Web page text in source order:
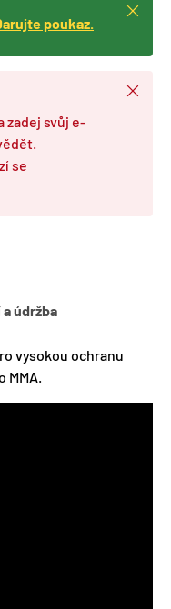
poukaz.
Zavřít
zadej svůj e-
se
Zavřít
údržba
vysokou ochranu
MMA.